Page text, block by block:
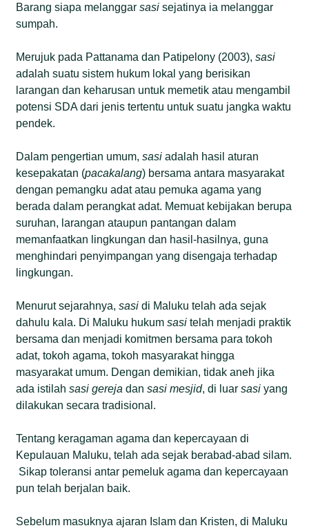
Barang siapa melanggarsasisejatinya ia melanggar
sumpah.
Merujuk pada Pattanama dan Patipelony (2003),sasi
adalah suatu sistem hukum lokal yang berisikan
larangan dan keharusan untuk memetik atau mengambil
potensi SDA dari jenis tertentu untuk suatu jangka waktu
pendek.
Dalam pengertian umum,sasiadalah hasil aturan
kesepakatan (pacakalang) bersama antara masyarakat
dengan pemangku adat atau pemuka agama yang
berada dalam perangkat adat. Memuat kebijakan berupa
suruhan, larangan ataupun pantangan dalam
memanfaatkan lingkungan dan hasil-hasilnya, guna
menghindari penyimpangan yang disengaja terhadap
lingkungan.
Menurut sejarahnya,sasi di Maluku telah ada sejak
dahulu kala. Di Maluku hukumsasitelah menjadi praktik
bersama dan menjadi komitmen bersama para tokoh
adat, tokoh agama, tokoh masyarakat hingga
masyarakat umum. Dengan demikian, tidak aneh jika
ada istilahsasi gerejadansasi mesjid, di luarsasiyang
dilakukan secara tradisional.
Tentang keragaman agama dan kepercayaan di
Kepulauan Maluku, telah ada sejak berabad-abad silam.
Sikap toleransi antar pemeluk agama dan kepercayaan
pun telah berjalan baik.
Sebelum masuknya ajaran Islam dan Kristen, di Maluku